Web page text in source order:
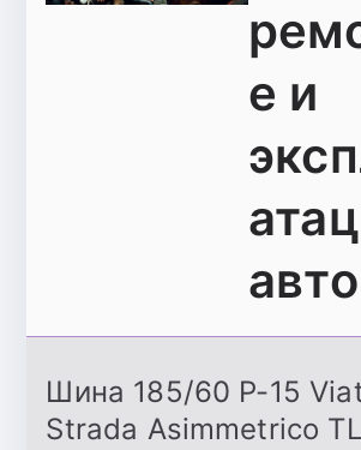
е и
авто
Шина 185/60 Р-15
Strada Asimmetrico TL